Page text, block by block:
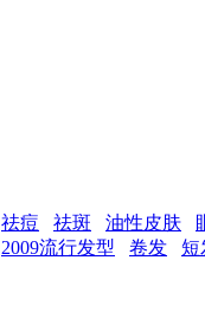
祛痘 祛斑 油性皮肤
2009流行发型 卷发
短